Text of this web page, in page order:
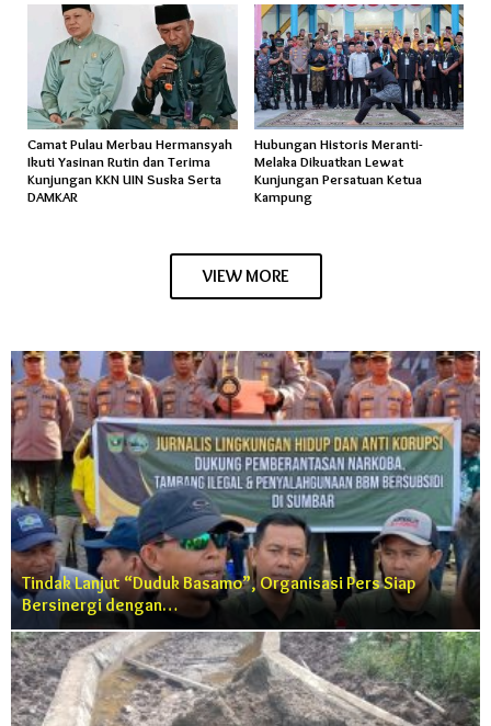
Camat Pulau Merbau Hermansyah
Ikuti Yasinan Rutin dan Terima
Kunjungan KKN UIN Suska Serta
DAMKAR
Hubungan Historis Meranti-
Melaka Dikuatkan Lewat
Kunjungan Persatuan Ketua
Kampung
VIEW MORE
Tindak Lanjut “Duduk Basamo”, Organisasi Pers Siap
Bersinergi dengan…